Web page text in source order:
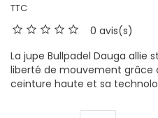
TTC
0 avis(s)
La jupe Bullpadel Dauga allie
liberté de mouvement grâce
ceinture haute et sa